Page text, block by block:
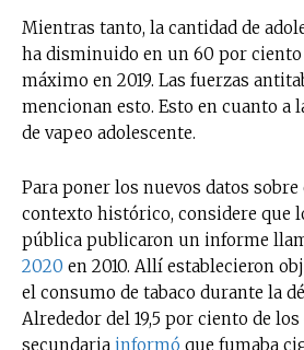
Mientras tanto, la cantidad de
ha disminuido en un 60 por
máximo en 2019. Las fuerzas
mencionan esto. Esto en cuanto a
de vapeo adolescente.
Para poner los nuevos datos
contexto histórico, considere que
pública publicaron un informe
2020 en 2010. Allí establecieron
el consumo de tabaco durante la
Alrededor del 19,5 por ciento de
secundaria informó que fumaba